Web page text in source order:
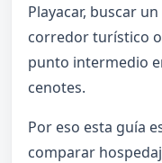
Playacar, buscar
corredor turístico
punto intermedio
cenotes.
Por eso esta guía
comparar